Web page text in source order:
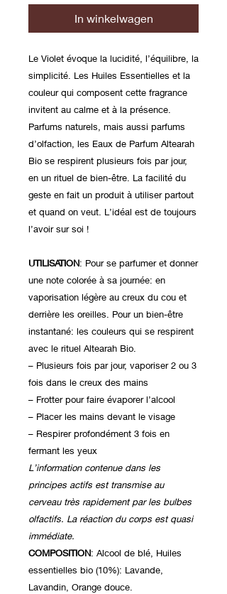
In winkelwagen
Le Violet évoque la lucidité, l’équilibre, la
simplicité. Les Huiles Essentielles et la
couleur qui composent cette fragrance
invitent au calme et à la présence.
Parfums naturels, mais aussi parfums
d’olfaction, les Eaux de Parfum Altearah
Bio se respirent plusieurs fois par jour,
en un rituel de bien-être. La facilité du
geste en fait un produit à utiliser partout
et quand on veut. L’idéal est de toujours
l’avoir sur soi !
UTILISATION: Pour se parfumer et donner
une note colorée à sa journée: en
vaporisation légère au creux du cou et
derrière les oreilles. Pour un bien-être
instantané: les couleurs qui se respirent
avec le rituel Altearah Bio.
– Plusieurs fois par jour, vaporiser 2 ou 3
fois dans le creux des mains
– Frotter pour faire évaporer l’alcool
– Placer les mains devant le visage
– Respirer profondément 3 fois en
fermant les yeux
L’information contenue dans les
principes actifs est transmise au
cerveau très rapidement par les bulbes
olfactifs. La réaction du corps est quasi
immédiate.
COMPOSITION: Alcool de blé, Huiles
essentielles bio (10%): Lavande,
Lavandin, Orange douce.